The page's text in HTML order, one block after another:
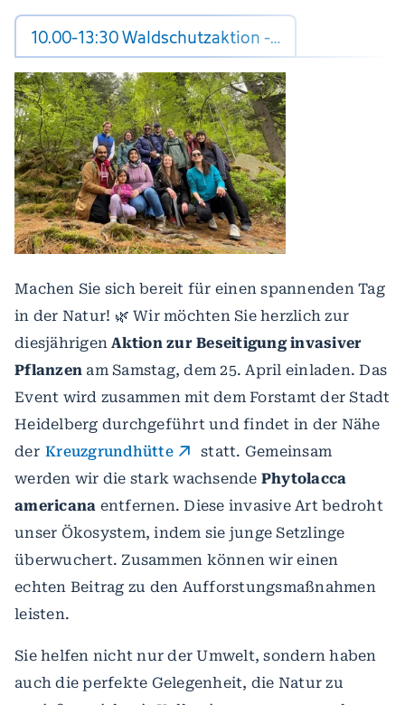
10.00-13:30 Waldschutzaktion -…
Machen Sie sich bereit für einen spannenden Tag
in der Natur! 🌿 Wir möchten Sie herzlich zur
diesjährigen Aktion zur Beseitigung invasiver
Pflanzen am Samstag, dem 25. April einladen. Das
Event wird zusammen mit dem Forstamt der Stadt
Heidelberg durchgeführt und findet in der Nähe
der Kreuzgrundhütte
statt. Gemeinsam
werden wir die stark wachsende Phytolacca
americana entfernen. Diese invasive Art bedroht
unser Ökosystem, indem sie junge Setzlinge
überwuchert. Zusammen können wir einen
echten Beitrag zu den Aufforstungsmaßnahmen
leisten.
Sie helfen nicht nur der Umwelt, sondern haben
auch die perfekte Gelegenheit, die Natur zu